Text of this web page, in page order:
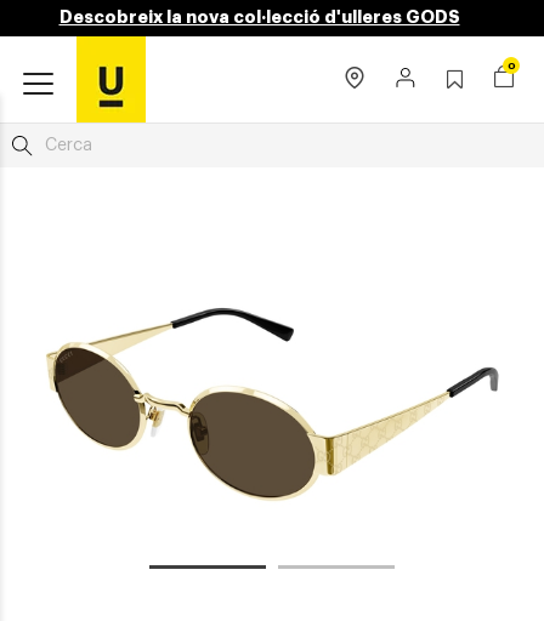
Descobreix la nova col·lecció d'ulleres GODS
0